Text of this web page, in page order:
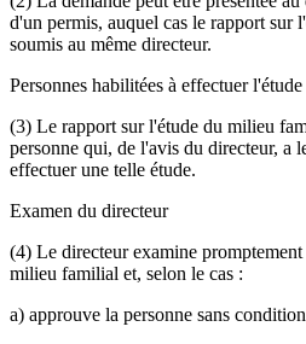
d'un permis, auquel cas le rapport sur
soumis au même directeur.
Personnes habilitées à effectuer
(3) Le rapport sur l'étude du milieu
personne qui, de l'avis du directeur, a
effectuer une telle étude.
Examen du directeur
(4) Le directeur examine
milieu familial et, selon le cas :
a) approuve la personne sans